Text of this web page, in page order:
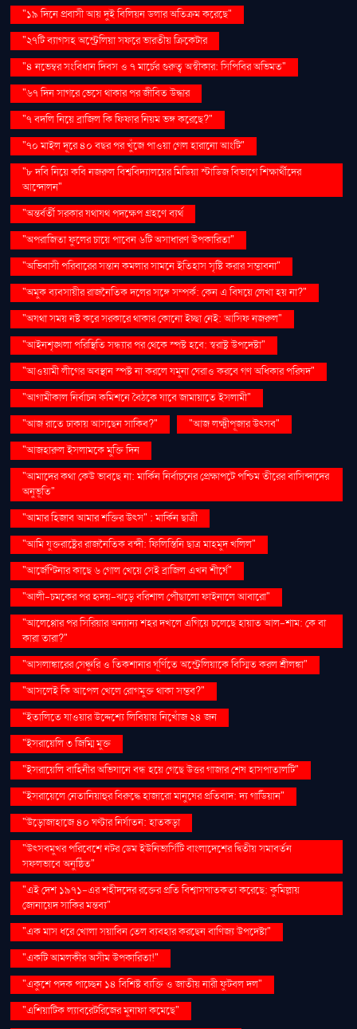
"১৯ দিনে প্রবাসী আয় দুই বিলিয়ন ডলার অতিক্রম করেছে"
"২৭টি ব্যাগসহ অস্ট্রেলিয়া সফরে ভারতীয় ক্রিকেটার
"৪ নভেম্বর সংবিধান দিবস ও ৭ মার্চের গুরুত্ব অস্বীকার: সিপিবির অভিমত"
"৬৭ দিন সাগরে ভেসে থাকার পর জীবিত উদ্ধার
"৭ বদলি নিয়ে ব্রাজিল কি ফিফার নিয়ম ভঙ্গ করেছে?"
"৭০ মাইল দূরে ৪০ বছর পর খুঁজে পাওয়া গেল হারানো আংটি"
"৮ দবি নিয়ে কবি নজরুল বিশ্ববিদ্যালয়ের মিডিয়া স্টাডিজ বিভাগে শিক্ষার্থীদের
আন্দোলন"
"অন্তর্বর্তী সরকার যথাযথ পদক্ষেপ গ্রহণে ব্যর্থ
"অপরাজিতা ফুলের চায়ে পাবেন ৬টি অসাধারণ উপকারিতা"
"অভিবাসী পরিবারের সন্তান কমলার সামনে ইতিহাস সৃষ্টি করার সম্ভাবনা"
"অমুক ব্যবসায়ীর রাজনৈতিক দলের সঙ্গে সম্পর্ক: কেন এ বিষয়ে লেখা হয় না?"
"অযথা সময় নষ্ট করে সরকারে থাকার কোনো ইচ্ছা নেই: আসিফ নজরুল"
"আইনশৃঙ্খলা পরিস্থিতি সন্ধ্যার পর থেকে স্পষ্ট হবে: স্বরাষ্ট্র উপদেষ্টা"
"আওয়ামী লীগের অবস্থান স্পষ্ট না করলে যমুনা ঘেরাও করবে গণ অধিকার পরিষদ"
"আগামীকাল নির্বাচন কমিশনে বৈঠকে যাবে জামায়াতে ইসলামী"
"আজ রাতে ঢাকায় আসছেন সাকিব?"
"আজ লক্ষ্মীপূজার উৎসব"
"আজহারুল ইসলামকে মুক্তি দিন
"আমাদের কথা কেউ ভাবছে না: মার্কিন নির্বাচনের প্রেক্ষাপটে পশ্চিম তীরের বাসিন্দাদের
অনুভূতি"
"আমার হিজাব আমার শক্তির উৎস" : মার্কিন ছাত্রী
"আমি যুক্তরাষ্ট্রের রাজনৈতিক বন্দী: ফিলিস্তিনি ছাত্র মাহমুদ খলিল"
"আর্জেন্টিনার কাছে ৬ গোল খেয়ে সেই ব্রাজিল এখন শীর্ষে"
"আলী-চমকের পর হৃদয়-ঝড়ে বরিশাল পৌঁছালো ফাইনালে আবারো"
"আলেপ্পোর পর সিরিয়ার অন্যান্য শহর দখলে এগিয়ে চলেছে হায়াত আল-শাম: কে বা
কারা তারা?"
"আসলাঙ্কারের সেঞ্চুরি ও তিকশানার ঘূর্ণিতে অস্ট্রেলিয়াকে বিস্মিত করল শ্রীলঙ্কা"
"আসলেই কি আপেল খেলে রোগমুক্ত থাকা সম্ভব?"
"ইতালিতে যাওয়ার উদ্দেশ্যে লিবিয়ায় নিখোঁজ ২৪ জন
"ইসরায়েলি ৩ জিম্মি মুক্ত
"ইসরায়েলি বাহিনীর অভিযানে বন্ধ হয়ে গেছে উত্তর গাজার শেষ হাসপাতালটি"
"ইসরায়েলে নেতানিয়াহুর বিরুদ্ধে হাজারো মানুষের প্রতিবাদ: দ্য গার্ডিয়ান"
"উড়োজাহাজে ৪০ ঘণ্টার নির্যাতন: হাতকড়া
"উৎসবমুখর পরিবেশে নটর ডেম ইউনিভার্সিটি বাংলাদেশের দ্বিতীয় সমাবর্তন
সফলভাবে অনুষ্ঠিত"
"এই দেশ ১৯৭১-এর শহীদদের রক্তের প্রতি বিশ্বাসঘাতকতা করেছে: কুমিল্লায়
জোনায়েদ সাকির মন্তব্য"
"এক মাস ধরে খোলা সয়াবিন তেল ব্যবহার করছেন বাণিজ্য উপদেষ্টা"
"একটি আমলকীর অসীম উপকারিতা!"
"একুশে পদক পাচ্ছেন ১৪ বিশিষ্ট ব্যক্তি ও জাতীয় নারী ফুটবল দল"
"এশিয়াটিক ল্যাবরেটরিজের মুনাফা কমেছে"